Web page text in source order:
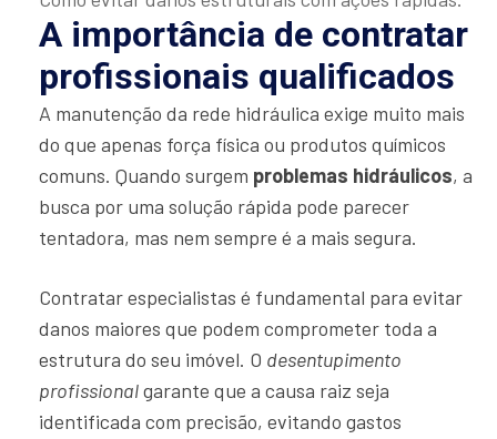
A importância de contratar
profissionais qualificados
A manutenção da rede hidráulica exige muito mais
do que apenas força física ou produtos químicos
comuns. Quando surgem problemas hidráulicos, a
busca por uma solução rápida pode parecer
tentadora, mas nem sempre é a mais segura.
Contratar especialistas é fundamental para evitar
danos maiores que podem comprometer toda a
estrutura do seu imóvel. O desentupimento
profissionalgarante que a causa raiz seja
identificada com precisão, evitando gastos